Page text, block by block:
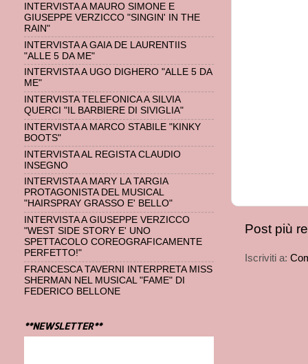
Post più
Iscriviti a:
INTERVISTA A MAURO SIMONE E
GIUSEPPE VERZICCO "SINGIN' IN THE
RAIN"
INTERVISTA A GAIA DE LAURENTIIS
"ALLE 5 DA ME"
INTERVISTA A UGO DIGHERO "ALLE 5 DA
ME"
INTERVISTA TELEFONICA A SILVIA
QUERCI "IL BARBIERE DI SIVIGLIA"
INTERVISTA A MARCO STABILE "KINKY
BOOTS"
INTERVISTA AL REGISTA CLAUDIO
INSEGNO
INTERVISTA A MARY LA TARGIA
PROTAGONISTA DEL MUSICAL
"HAIRSPRAY GRASSO E' BELLO"
INTERVISTA A GIUSEPPE VERZICCO
"WEST SIDE STORY E' UNO
SPETTACOLO COREOGRAFICAMENTE
PERFETTO!"
FRANCESCA TAVERNI INTERPRETA MISS
SHERMAN NEL MUSICAL "FAME" DI
FEDERICO BELLONE
**NEWSLETTER**